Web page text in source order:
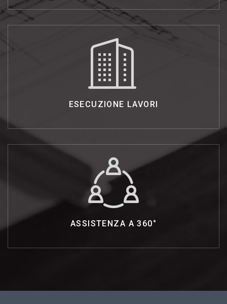
ESECUZIONE LAVORI
ASSISTENZA A 360°